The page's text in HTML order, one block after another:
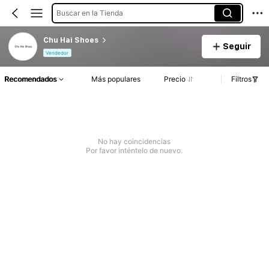
Buscar en la Tienda
Chu Hai Shoes
Vendedor
Seguir
Recomendados Más populares Precio Filtros
No hay coincidencias
Por favor inténtelo de nuevo.